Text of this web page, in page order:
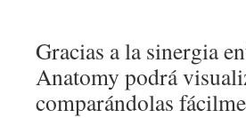
Gracias a la sinergia
Anatomy podrá
comparándolas